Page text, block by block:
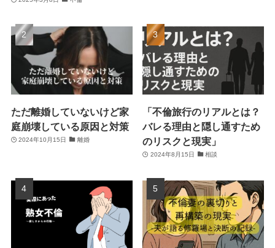
ただ離婚していないけど家
庭崩壊している原因と対策
2024年10月15日 離婚
「不倫旅行のリアルとは？
バレる理由と隠し通すため
のリスクと現実」
2024年8月15日 相談